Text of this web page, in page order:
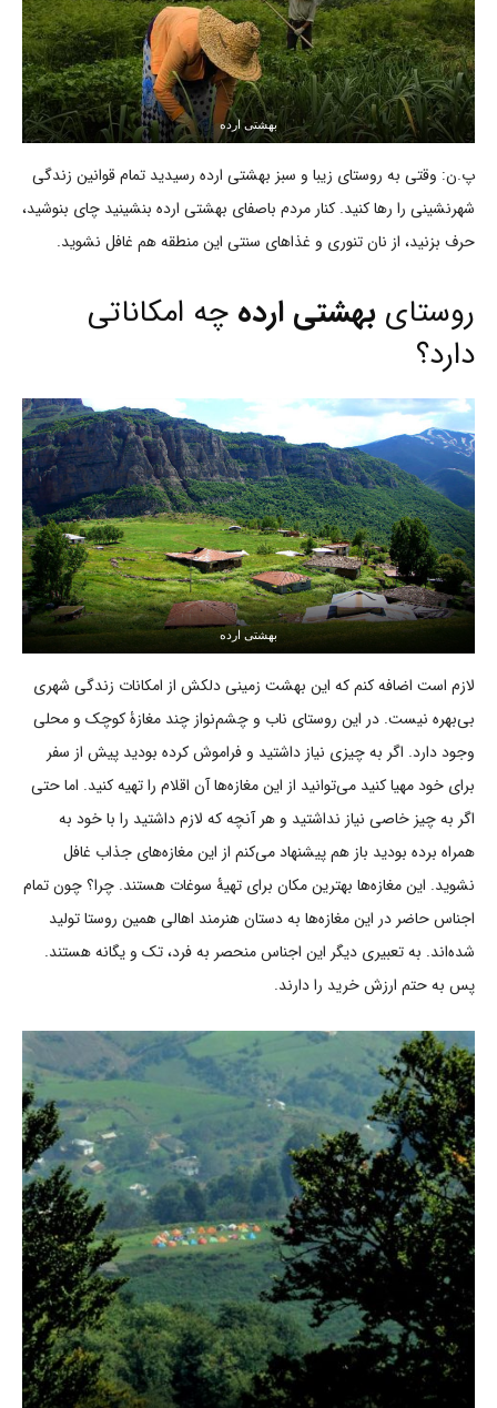
بهشتی ارده
پ.ن: وقتی به روستای زیبا و سبز بهشتی ارده رسیدید تمام قوانین زندگی
شهرنشینی را رها کنید. کنار مردم باصفای بهشتی ارده بنشینید چای بنوشید،
حرف بزنید، از نان تنوری و غذاهای سنتی این منطقه هم غافل نشوید.
روستای بهشتی ارده چه امکاناتی
دارد؟
بهشتی ارده
لازم است اضافه کنم که این بهشت زمینی دلکش از امکانات زندگی شهری
بی‌بهره نیست. در این روستای ناب و چشم‌نواز چند مغازۀ کوچک و محلی
وجود دارد. اگر به چیزی نیاز داشتید و فراموش کرده بودید پیش از سفر
برای خود مهیا کنید می‌توانید از این مغازه‌ها آن اقلام را تهیه کنید. اما حتی
اگر به چیز خاصی نیاز نداشتید و هر آنچه که لازم داشتید را با خود به
همراه برده بودید باز هم پیشنهاد می‌کنم از این مغازه‌های جذاب غافل
نشوید. این مغازه‌ها بهترین مکان برای تهیۀ سوغات هستند. چرا؟ چون تمام
اجناس حاضر در این مغازه‌ها به دستان هنرمند اهالی همین روستا تولید
شده‌اند. به تعبیری دیگر این اجناس منحصر به فرد، تک و یگانه هستند.
پس به حتم ارزش خرید را دارند.